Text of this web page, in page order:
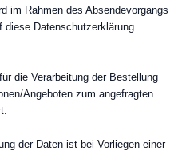
im Rahmen des Absendevorgangs
diese Datenschutzerklärung
die Verarbeitung der Bestellung
Angeboten zum angefragten
der Daten ist bei Vorliegen einer